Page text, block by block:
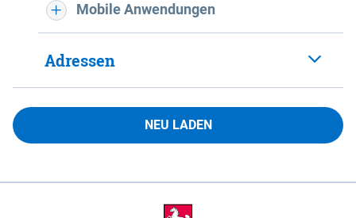
Mobile Anwendungen
Adressen
NEU LADEN